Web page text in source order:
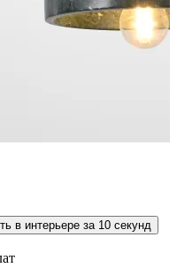
в интерьере за 10 секунд